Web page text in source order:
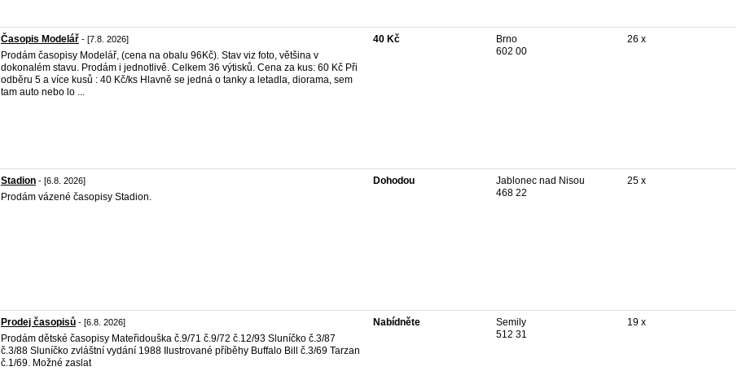
Časopis Modelář - [7.8. 2026]
Prodám časopisy Modelář, (cena na obalu 96Kč). Stav viz foto, většina v
dokonalém stavu. Prodám i jednotlivě. Celkem 36 výtisků. Cena za kus: 60 Kč Při
odběru 5 a více kusů : 40 Kč/ks Hlavně se jedná o tanky a letadla, diorama, sem
tam auto nebo lo ...
40 Kč
Brno
602 00
26 x
Stadion - [6.8. 2026]
Prodám vázené časopisy Stadion.
Dohodou
Jablonec nad Nisou
468 22
25 x
Prodej časopisů - [6.8. 2026]
Prodám dětské časopisy Mateřidouška č.9/71 č.9/72 č.12/93 Sluníčko č.3/87
č.3/88 Sluníčko zvláštní vydání 1988 Ilustrované příběhy Buffalo Bill č.3/69 Tarzan
č.1/69. Možné zaslat
Nabídněte
Semily
512 31
19 x